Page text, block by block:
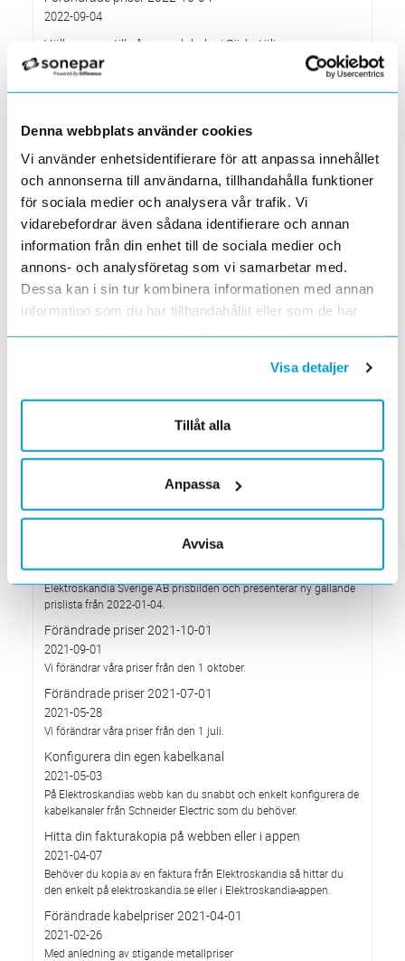
Denna webbplats använder cookies
Vi använder enhetsidentifierare för att anpassa innehållet
och annonserna till användarna, tillhandahålla funktioner
för sociala medier och analysera vår trafik. Vi
vidarebefordrar även sådana identifierare och annan
information från din enhet till de sociala medier och
annons- och analysföretag som vi samarbetar med.
Dessa kan i sin tur kombinera informationen med annan
information som du har tillhandahållit eller som de har
samlat in när du har använt deras tjänster.
Visa detaljer
Tillåt alla
Anpassa
Avvisa
2022-09-04
Välkommen till våra nya lokaler i Södertälje
2022-05-31
Den 1 juni har vi ny adress i Södertälje
2022-05-27
Grundkurs för installatörer av Charge Amps produkter
En grundläggande certifieringsutbildning för installatörer
Förändrade priser 2022-05-01
2022-03-31
Med anledning av stigande råvarupriser.
Ecovadis ger Elektroskandia högsta betyg inom
hållbarhetsarbete
2022-03-21
Det oberoende analysföretaget Ecovadis har tilldelat
har Elektroskandia adresserat och tagit avstånd från alla
Med anledning av stigande komponent- och metallpriser.
Prisavisering per den 4:e januari 2022
Med anledning av rådande omvärldsläge så justerar
Elektroskandia Sverige AB prisbilden och presenterar ny gällande
prislista från 2022-01-04.
Förändrade priser 2021-10-01
2021-09-01
Vi förändrar våra priser från den 1 oktober.
Förändrade priser 2021-07-01
2021-05-28
Vi förändrar våra priser från den 1 juli.
Konfigurera din egen kabelkanal
2021-05-03
På Elektroskandias webb kan du snabbt och enkelt konfigurera de
kabelkanaler från Schneider Electric som du behöver.
Hitta din fakturakopia på webben eller i appen
2021-04-07
Behöver du kopia av en faktura från Elektroskandia så hittar du
den enkelt på elektroskandia.se eller i Elektro­skandia-appen.
Förändrade kabelpriser 2021-04-01
2021-02-26
Med anledning av stigande metallpriser